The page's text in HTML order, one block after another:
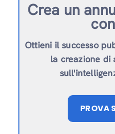
Crea un
Ottieni il successo
la creazione di
PROVA